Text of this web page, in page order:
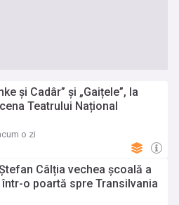
și Cadâr” și „Gaițele”, la
Teatrului Național
o zi
Câlția vechea școală a
o poartă spre Transilvania